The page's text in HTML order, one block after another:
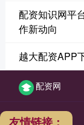
配资知识网平
作新动向
越大配资APP
配资网